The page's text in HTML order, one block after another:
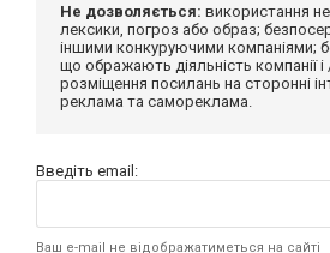
Не дозволяється: використання
лексики, погроз або образ;
іншими конкуруючими компаніями;
що ображають діяльність компанії і
розміщення посилань на сторонні
реклама та самореклама.
Введіть email:
Ваш e-mail не відображатиметься на сайті